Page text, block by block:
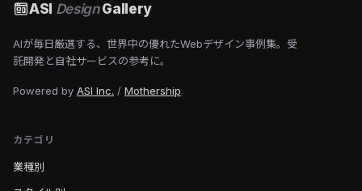
ASI DesignGallery
AIが毎日厳選する、世界中の優れたWebデザイン事例集。受
託開発と自社サービスの参考に。
Powered by ASI Inc. / Mothership
カテゴリ
業種別